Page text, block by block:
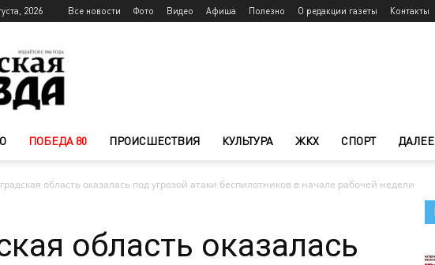
2026 Все новости Фото Видео Афиша Полезно О редакции газеты Контакты
ПОБЕДА 80 ПРОИСШЕСТВИЯ КУЛЬТУРА ЖКХ СПОРТ ДАЛЕЕ
область оказалась под угрозой атаки беспилотников в начале рабочей недели
область оказалась